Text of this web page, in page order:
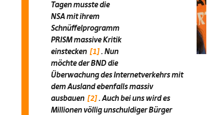
Tagen musste die
NSA mit ihrem
Schnüffelprogramm
PRISM massive Kritik
einstecken [1] . Nun
möchte der BND die
Überwachung des Internetverkehrs mit
dem Ausland ebenfalls massiv
ausbauen [2] . Auch bei uns wird es
Millionen völlig unschuldiger Bürger